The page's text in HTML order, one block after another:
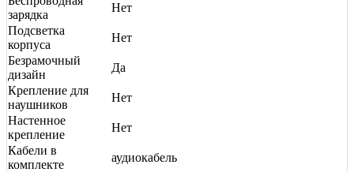
зарядка
Нет
Подсветка
корпуса
Нет
Безрамочный
дизайн
Да
Крепление для
наушников
Нет
Настенное
крепление
Нет
Кабели в
комплекте
аудиокабель